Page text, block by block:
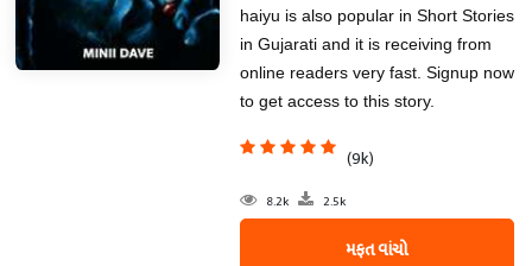
haiyu is also popular in Short Stories
in Gujarati and it is receiving from
online readers very fast. Signup now
to get access to this story.
(9k)
8.2k 2.5k
મફત વાંચો